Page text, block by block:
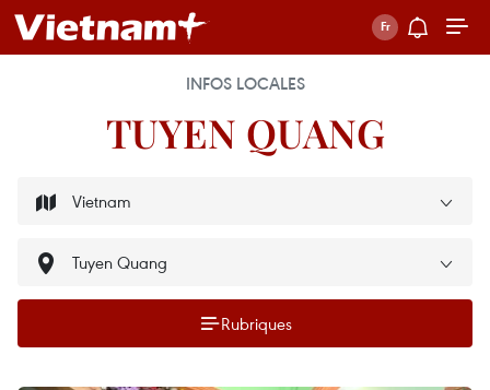
INFOS LOCALES
TUYEN QUANG
Rubriques